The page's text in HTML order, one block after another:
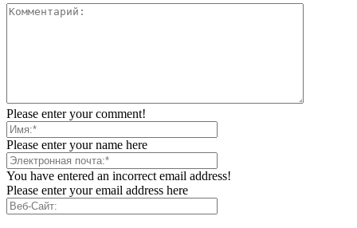
Please enter your comment!
Please enter your name here
You have entered an incorrect email address!
Please enter your email address here